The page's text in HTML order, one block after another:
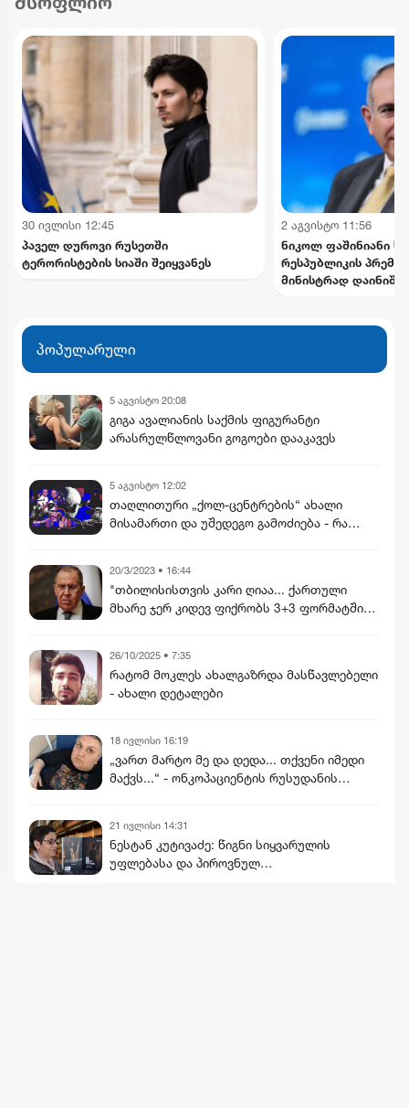
30 ივლისი 12:45
პაველ დუროვი რუსეთში
ტერორისტების სიაში შეიყვანეს
2 აგვისტო 11:56
ნიკოლ ფაშინიანი
რესპუბლიკის
მინისტრად დაინიშნა
პოპულარული
5 აგვისტო 20:08
გიგა ავალიანის საქმის ფიგურანტი
არასრულწლოვანი გოგოები დააკავეს
5 აგვისტო 12:02
თაღლითური „ქოლ-ცენტრების“ ახალი
მისამართი და უშედეგო გამოძიება - რა
20/3/2023 • 16:44
"თბილისისთვის კარი ღიაა... ქართული
მხარე ჯერ კიდევ ფიქრობს 3+3 ფორმატში
26/10/2025 • 7:35
რატომ მოკლეს ახალგაზრდა მასწავლებელი
- ახალი დეტალები
18 ივლისი 16:19
„ვართ მარტო მე და დედა... თქვენი იმედი
მაქვს...“ - ონკოპაციენტის რუსუდანის
21 ივლისი 14:31
ნესტან კუტივაძე: წიგნი სიყვარულის
უფლებასა და პიროვნულ